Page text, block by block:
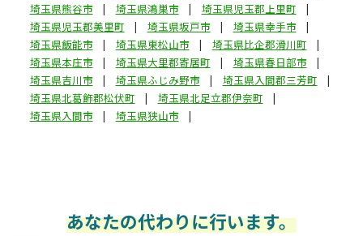
埼玉県熊谷市
埼玉県鴻巣市
埼玉県児玉郡上里町
埼玉県児玉郡美里町
埼玉県坂戸市
埼玉県幸手市
埼玉県飯能市
埼玉県東松山市
埼玉県比企郡滑川町
埼玉県本庄市
埼玉県大里郡寄居町
埼玉県春日部市
埼玉県吉川市
埼玉県ふじみ野市
埼玉県入間郡三芳町
埼玉県北葛飾郡松伏町
埼玉県北足立郡伊奈町
埼玉県入間市
埼玉県狭山市
あなたの代わりに行います。